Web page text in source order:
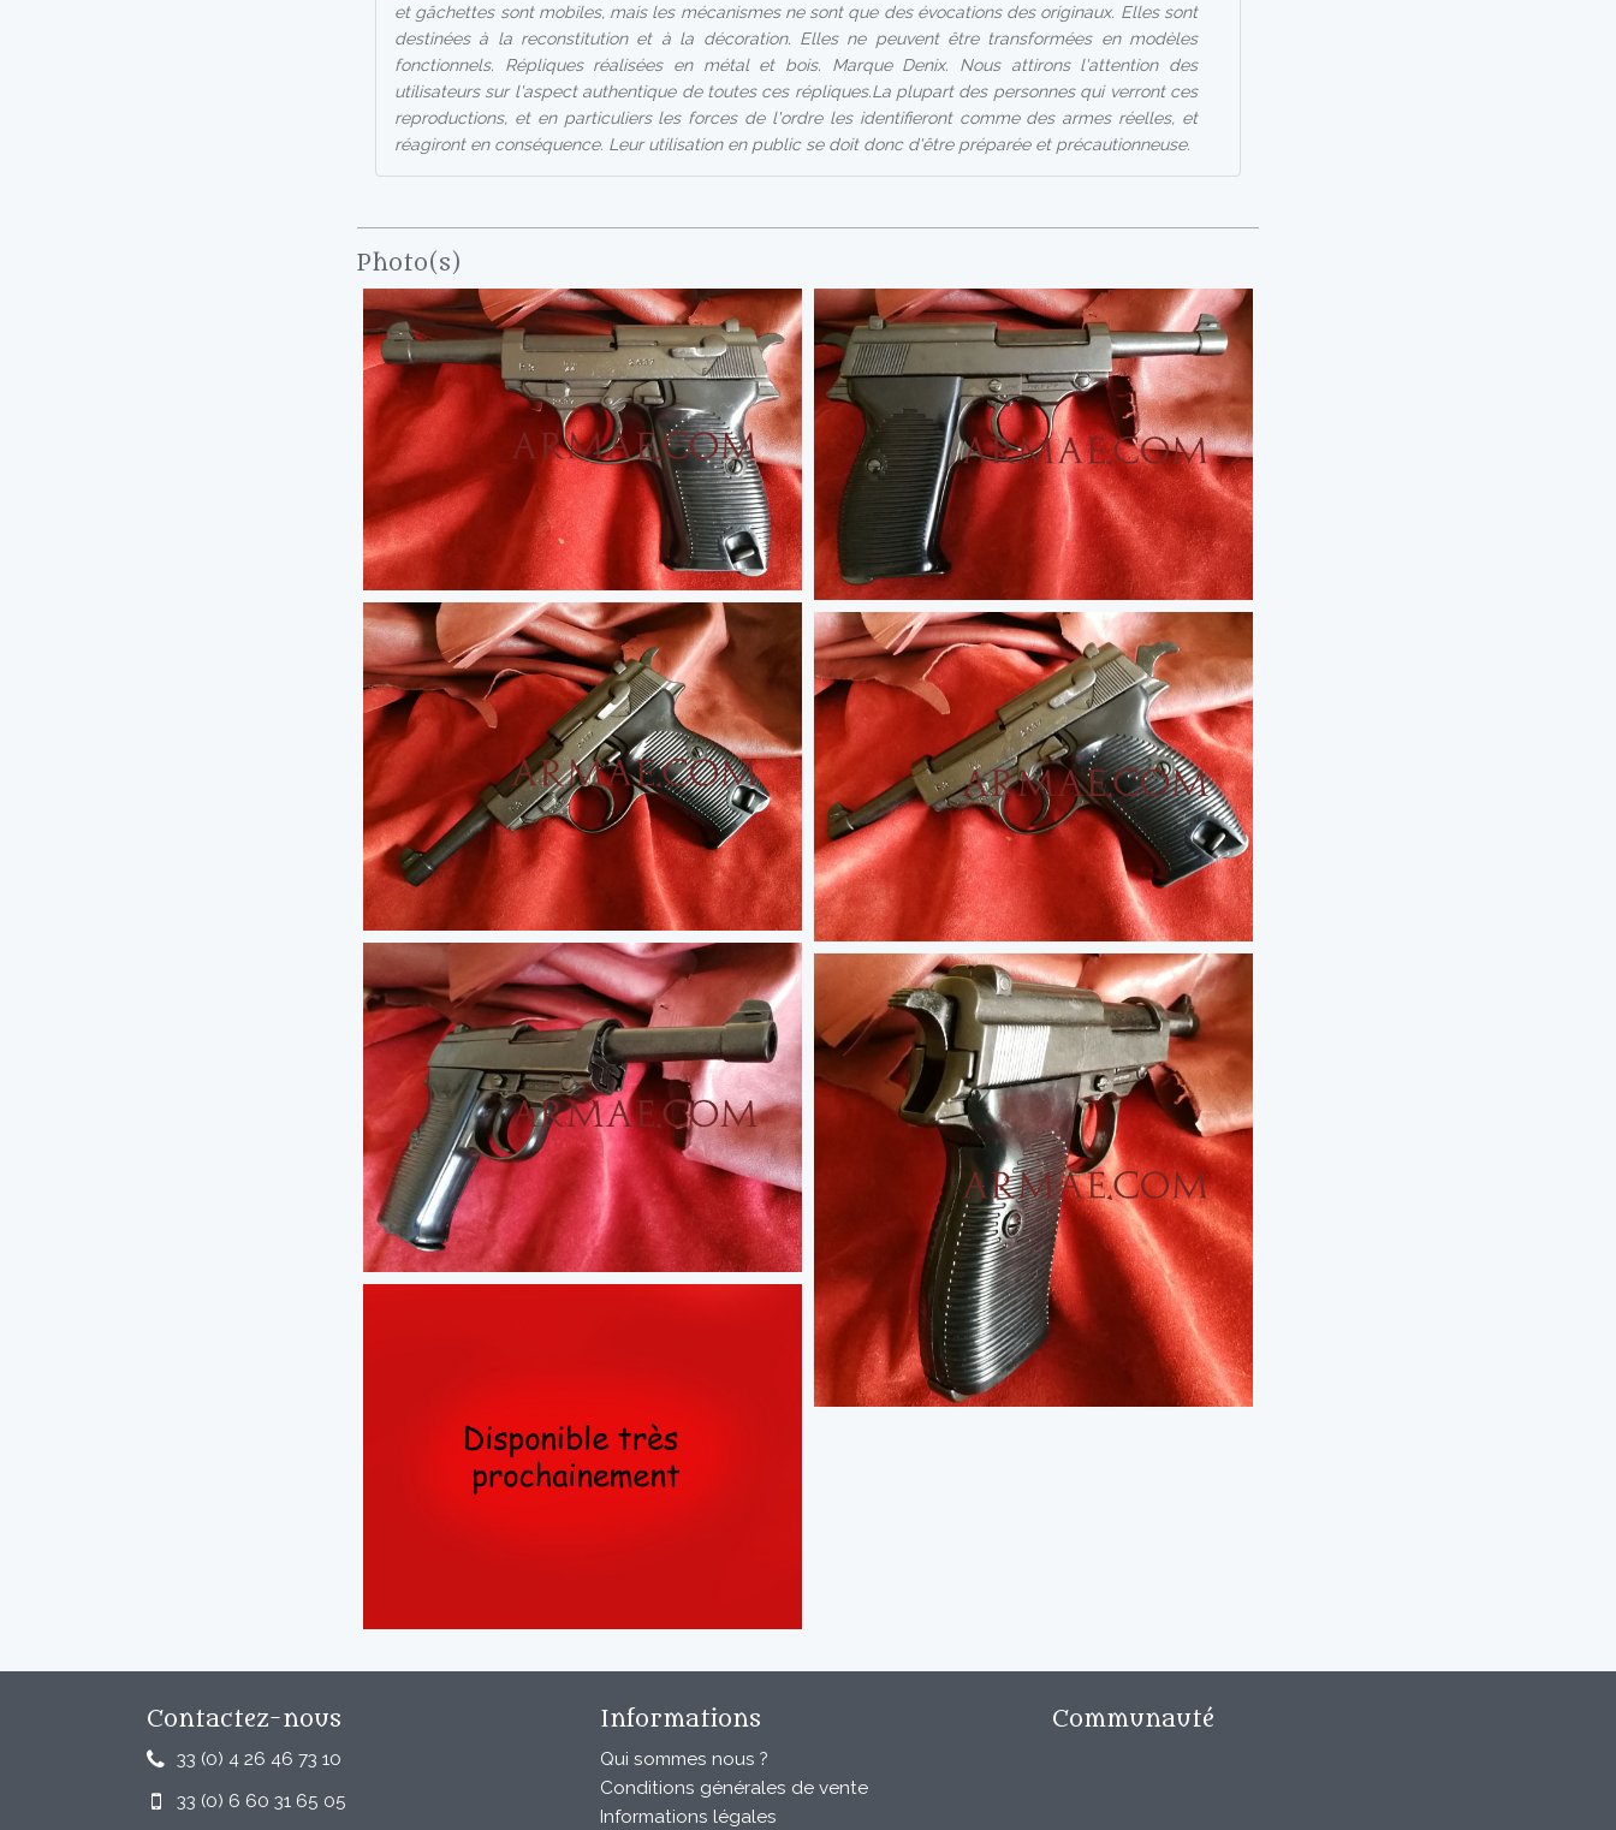
et gâchettes sont mobiles, mais les mécanismes ne sont que des évocations des originaux. Elles sont
destinées à la reconstitution et à la décoration. Elles ne peuvent être transformées en modèles
fonctionnels. Répliques réalisées en métal et bois. Marque Denix. Nous attirons l'attention des
utilisateurs sur l'aspect authentique de toutes ces répliques.La plupart des personnes qui verront ces
reproductions, et en particuliers les forces de l'ordre les identifieront comme des armes réelles, et
réagiront en conséquence. Leur utilisation en public se doit donc d'être préparée et précautionneuse.
Photo(s)
Contactez-nous
33 (0) 4 26 46 73 10
33 (0) 6 60 31 65 05
Informations
Qui sommes nous ?
Conditions générales de vente
Informations légales
Communauté